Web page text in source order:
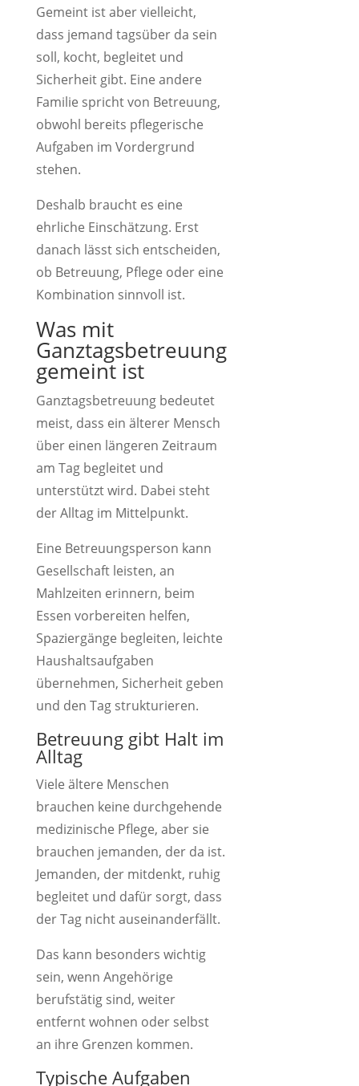
Gemeint ist aber vielleicht,
dass jemand tagsüber da sein
soll, kocht, begleitet und
Sicherheit gibt. Eine andere
Familie spricht von Betreuung,
obwohl bereits pflegerische
Aufgaben im Vordergrund
stehen.
Deshalb braucht es eine
ehrliche Einschätzung. Erst
danach lässt sich entscheiden,
ob Betreuung, Pflege oder eine
Kombination sinnvoll ist.
Was mit
Ganztagsbetreuung
gemeint ist
Ganztagsbetreuung bedeutet
meist, dass ein älterer Mensch
über einen längeren Zeitraum
am Tag begleitet und
unterstützt wird. Dabei steht
der Alltag im Mittelpunkt.
Eine Betreuungsperson kann
Gesellschaft leisten, an
Mahlzeiten erinnern, beim
Essen vorbereiten helfen,
Spaziergänge begleiten, leichte
Haushaltsaufgaben
übernehmen, Sicherheit geben
und den Tag strukturieren.
Betreuung gibt Halt im
Alltag
Viele ältere Menschen
brauchen keine durchgehende
medizinische Pflege, aber sie
brauchen jemanden, der da ist.
Jemanden, der mitdenkt, ruhig
begleitet und dafür sorgt, dass
der Tag nicht auseinanderfällt.
Das kann besonders wichtig
sein, wenn Angehörige
berufstätig sind, weiter
entfernt wohnen oder selbst
an ihre Grenzen kommen.
Typische Aufgaben